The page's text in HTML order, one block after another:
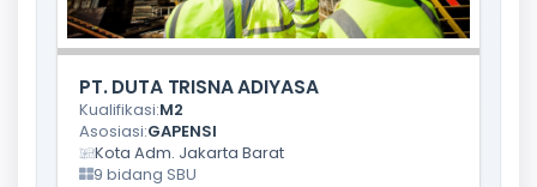
PT. DUTA TRISNA ADIYASA
Kualifikasi:M2
Asosiasi:GAPENSI
Kota Adm. Jakarta Barat
9 bidang SBU